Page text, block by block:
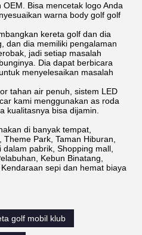
Bisa mencetak logo Anda
warna body golf golf
kereta golf dan dia
dan dia memiliki pengalaman
jadi setiap masalah
Dia dapat berbicara
menyelesaikan masalah
tahan air penuh, sistem LED
kami menggunakan as roda
kualitasnya bisa dijamin.
di banyak tempat,
Park, Taman Hiburan,
pabrik, Shopping mall,
Kebun Binatang,
sepi dan hemat biaya
golf mobil klub